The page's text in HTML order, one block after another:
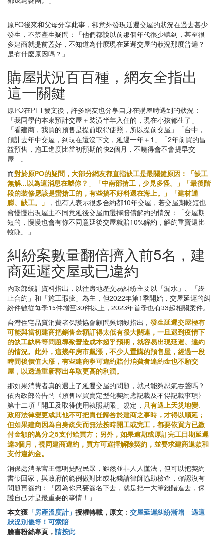
原PO後來和父母分享此事，卻意外發現延遲交屋的狀況在過去甚少
發生，不禁產生疑問：「他們都說以前那個年代很少聽到，甚至很
多建商就提前蓋好，不知道為什麼現在延遲交屋的狀況那麼普遍？
是有什麼原因嗎？」
購屋狀況百百種，網友全指出
這一關鍵
原PO在PTT發文後，許多網友也分享自身在購屋時遇到的狀況：
「我同學的本來預計交屋＋裝潢半年入住的，現在小孩都生了」
「看建商，我買的預售是提前取得使照，所以提前交屋」「台中，
預計去年中交屋，到現在還沒下文，延遲一年＋1」「2年前買的昌
益預售，施工進度比當初預期的快2個月，不曉得會不會提早交
屋」。
而對於原PO的疑問，大部分網友都直指缺工是最關鍵原因：「缺工
無解...以為這消息在唬你？」「中南部搶工，少見多怪。」「最後階
段的裝修應該是蠻搶工的，有些搞不好料還在海上。」「建材通
膨、缺工。」
，也有人表示很多合約都10年交屋，若交屋期較短也
會慢慢出現屋主不同意延後交屋而選擇賠償解約的情況：「交屋期
短的，慢慢也會有你不同意延後交屋就賠10%解約，解約重賣還比
較賺。」
糾紛案數量翻倍擠入前5名，建
商延遲交屋或已違約
內政部統計資料指出，以往房地產交易糾紛主要以「漏水」、「終
止合約」和「施工瑕疵」為主，但2022年第1季開始，交屋延遲的糾
紛件數從每季15件增至30件以上，2023年首季也有33起相關案件。
台灣住宅品質消費者保護協會顧問吳翃毅指出， 發生延遲交屋極有
可能與當初建商把銷售金額訂得太低有很大關連，一旦遇到疫情下
的缺工缺料等問題導致營造成本超乎預期，就容易出現延遲、違約
的情況。此外，這幾年房市飆漲，不少人置購的預售屋，經過一段
時間後價值大漲，有些建商寧可違約賠付消費者違約金也不願交
屋，以透過重新釋出牟取更高的利潤。
那如果消費者真的遇上了延遲交屋的問題，就只能夠忍氣吞聲嗎？
依內政部公告的《預售屋買賣定型化契約應記載及不得記載事項》
第十二項「開工及取得使用執照期限」規定， 只有遇上天災地變、
政府法律變更或其他不可把責任歸咎於建商之事時，才得以順延；
但如果建商因為自身疏失而無法按時開工或完工，都要依買方已繳
付金額的萬分之5支付給買方；另外，如果逾期或原訂完工日期延遲
達3個月，視同建商違約，買方可選擇解除契約，並要求建商退款和
支付違約金。
消保處消保官王德明提醒民眾，雖然並非人人懂法，但可以把契約
書帶回家，與政府的範例做對比或花錢請律師協助檢查，確認沒有
問題再簽約：「因為你只要簽名下去，就是把一大筆錢賭進去，保
護自己才是最重要的事情！」
本文獲 「房產溫度計」 授權轉載，原文： 交屋延遲糾紛漸增 遇這
狀況別傻等！可索賠
臉書粉絲專頁， 請按此